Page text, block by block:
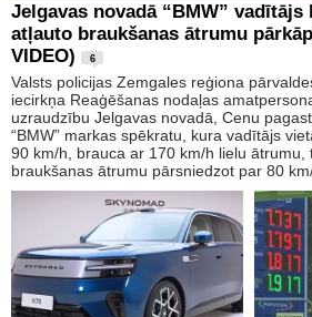
Jelgavas novadā “BMW” vadītājs
atļauto braukšanas ātrumu
VIDEO)
6
Valsts policijas Zemgales reģiona
iecirkņa Reaģēšanas nodaļas
uzraudzību Jelgavas novadā, Cenu
“BMW” markas spēkratu, kura vadītājs
90 km/h, brauca ar 170 km/h lielu ātrumu,
braukšanas ātrumu pārsniedzot par 80